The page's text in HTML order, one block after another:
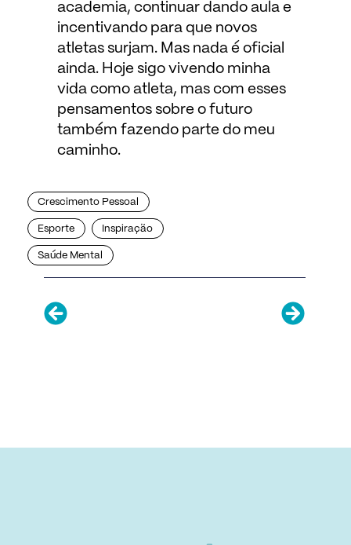
academia, continuar dando aula e
incentivando para que novos
atletas surjam. Mas nada é oficial
ainda. Hoje sigo vivendo minha
vida como atleta, mas com esses
pensamentos sobre o futuro
também fazendo parte do meu
caminho.
Crescimento Pessoal
Esporte Inspiração
Saúde Mental